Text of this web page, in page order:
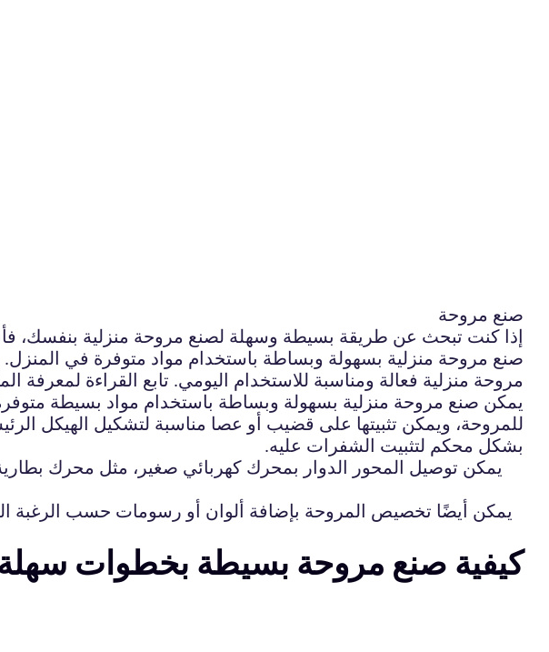
صنع مروحة
إذا كنت تبحث عن طريقة بسيطة وسهلة لصنع مروحة منزلية بنفسك،
صنع مروحة منزلية بسهولة وبساطة باستخدام مواد متوفرة في المنزل.
مروحة منزلية فعالة ومناسبة للاستخدام اليومي. تابع القراءة
يمكن صنع مروحة منزلية بسهولة وبساطة باستخدام مواد بسيطة
للمروحة، ويمكن تثبيتها على قضيب أو عصا مناسبة لتشكيل الهيكل
بشكل محكم لتثبيت الشفرات عليه.
يمكن توصيل المحور الدوار بمحرك كهربائي صغير، مثل محرك
يمكن أيضًا تخصيص المروحة بإضافة ألوان أو رسومات حسب الرغبة
كيفية صنع مروحة بسيطة بخطوات